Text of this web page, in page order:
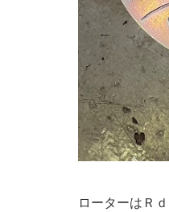
ローターはＲｄ